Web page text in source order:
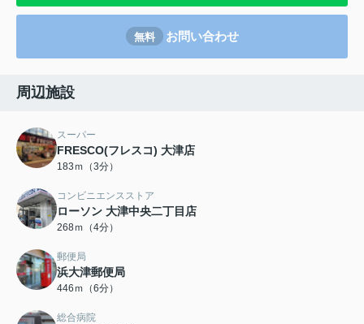
無料 お問い合わせ
周辺施設
スーパー
FRESCO(フレスコ) 大津店
183ｍ（3分）
コンビニエンスストア
ローソン 大津中央二丁目店
268ｍ（4分）
郵便局
浜大津郵便局
446ｍ（6分）
総合病院